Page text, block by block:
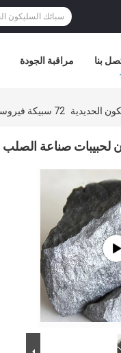
مراقبة الجودة بنا
الحديدية 72 سبيكة فيروسيليكون لحبيبات صناعة الصلب من 10 مم إلى 100 مم